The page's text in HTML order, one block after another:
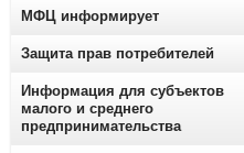
МФЦ информирует
Защита прав потребителей
Информация для субъектов
малого и среднего
предпринимательства